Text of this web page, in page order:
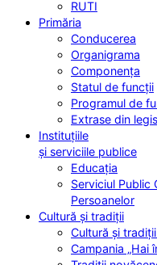
RUTI
Primăria
Conducerea
Organigrama
Componența
Statul de funcții
Programul de
Extrase din
Instituțiile
și serviciile publice
Educația
Serviciul Public
Persoanelor
Cultură și tradiții
Cultură și
Campania „Hai